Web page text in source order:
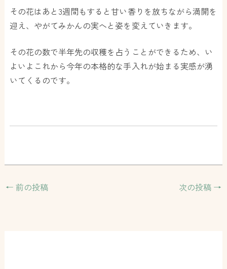
その花はあと3週間もすると甘い香りを放ちながら満開を
迎え、やがてみかんの実へと姿を変えていきます。
その花の数で半年先の収穫を占うことができるため、い
よいよこれから今年の本格的な手入れが始まる実感が湧
いてくるのです。
← 前の投稿 次の投稿 →